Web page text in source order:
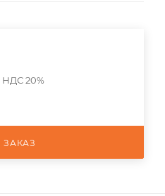
НДС 20%